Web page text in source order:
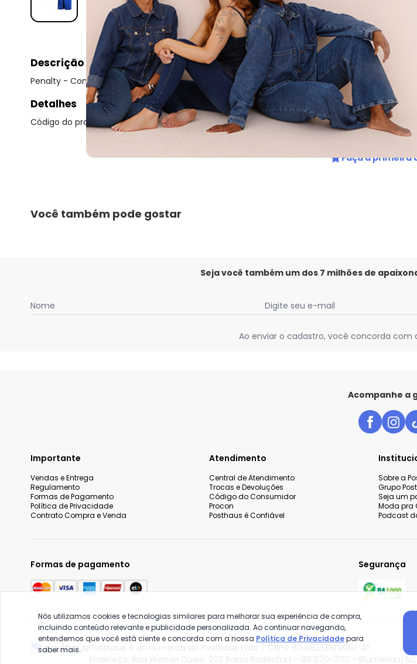
Descrição
Penalty - Conjunto Penalty X Camiseta e Calção Juvenil Azul
Detalhes
Código do produto: 22938648
Faça a primeira
Você também pode gostar
Seja você também um dos 7 milhões de
Nome Digite seu e-mail
Ao enviar o cadastro, você concorda com
Acompanhe a
Importante
Vendas e Entrega
Regulamento
Formas de Pagamento
Política de Privacidade
Contrato Compra e Venda
Atendimento
Central de Atendimento
Trocas e Devoluções
Código do Consumidor
Procon
Posthaus é Confiável
Sobre a
Grupo
Seja um
Moda pra
Podcast
Formas de pagamento Segurança
Nós utilizamos cookies e tecnologias similares para melhorar sua experiência de compra,
incluindo conteúdo relevante e publicidade personalizada. Ao continuar navegando,
entendemos que você está ciente e concorda com a nossa Política de Privacidadepara
saber mais.